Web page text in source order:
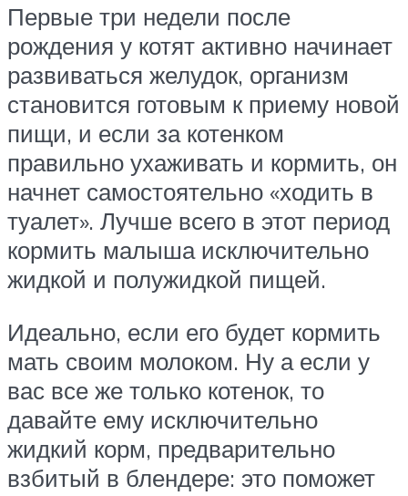
Первые три недели после
рождения у котят активно начинает
развиваться желудок, организм
становится готовым к приему новой
пищи, и если за котенком
правильно ухаживать и кормить, он
начнет самостоятельно «ходить в
туалет». Лучше всего в этот период
кормить малыша исключительно
жидкой и полужидкой пищей.
Идеально, если его будет кормить
мать своим молоком. Ну а если у
вас все же только котенок, то
давайте ему исключительно
жидкий корм, предварительно
взбитый в блендере: это поможет